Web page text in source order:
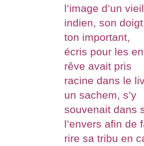
l’image d’un vieil
indien, son
ton important,
écris pour les
rêve avait pris
racine dans le
un sachem, s’y
souvenait dans
l’envers afin de
rire sa tribu en